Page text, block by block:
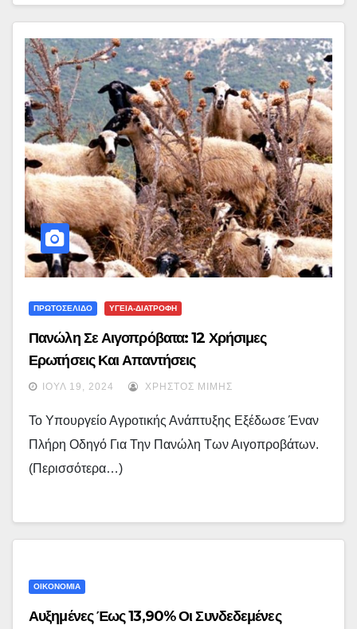
ΠΡΩΤΟΣΕΛΙΔΟ ΥΓΕΙΑ-ΔΙΑΤΡΟΦΗ
Πανώλη Σε Αιγοπρόβατα: 12 Χρήσιμες
Ερωτήσεις Και Απαντήσεις
ΙΟΎΛ 19, 2024 ΧΡΉΣΤΟΣ ΜΊΜΗΣ
Το Υπουργείο Αγροτικής Ανάπτυξης Εξέδωσε Έναν
Πλήρη Οδηγό Για Την Πανώλη Των Αιγοπροβάτων.
(περισσότερα…)
ΟΙΚΟΝΟΜΙΑ
Αυξημένες Έως 13,90% Οι Συνδεδεμένες